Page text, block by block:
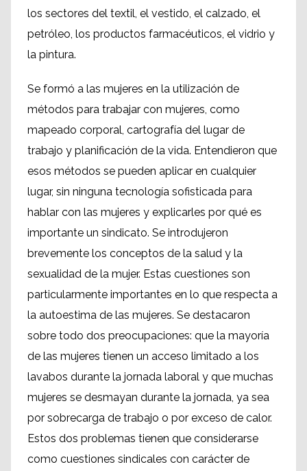
los sectores del textil, el vestido, el calzado, el
petróleo, los productos farmacéuticos, el vidrio y
la pintura.
Se formó a las mujeres en la utilización de
métodos para trabajar con mujeres, como
mapeado corporal, cartografía del lugar de
trabajo y planificación de la vida. Entendieron que
esos métodos se pueden aplicar en cualquier
lugar, sin ninguna tecnología sofisticada para
hablar con las mujeres y explicarles por qué es
importante un sindicato. Se introdujeron
brevemente los conceptos de la salud y la
sexualidad de la mujer. Estas cuestiones son
particularmente importantes en lo que respecta a
la autoestima de las mujeres. Se destacaron
sobre todo dos preocupaciones: que la mayoría
de las mujeres tienen un acceso limitado a los
lavabos durante la jornada laboral y que muchas
mujeres se desmayan durante la jornada, ya sea
por sobrecarga de trabajo o por exceso de calor.
Estos dos problemas tienen que considerarse
como cuestiones sindicales con carácter de